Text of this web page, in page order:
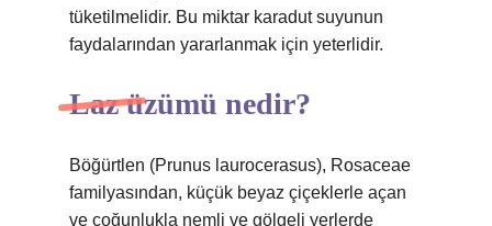
tüketilmelidir. Bu miktar karadut suyunun
faydalarından yararlanmak için yeterlidir.
Laz üzümü nedir?
Böğürtlen (Prunus laurocerasus), Rosaceae
familyasından, küçük beyaz çiçeklerle açan
ve çoğunlukla nemli ve gölgeli yerlerde